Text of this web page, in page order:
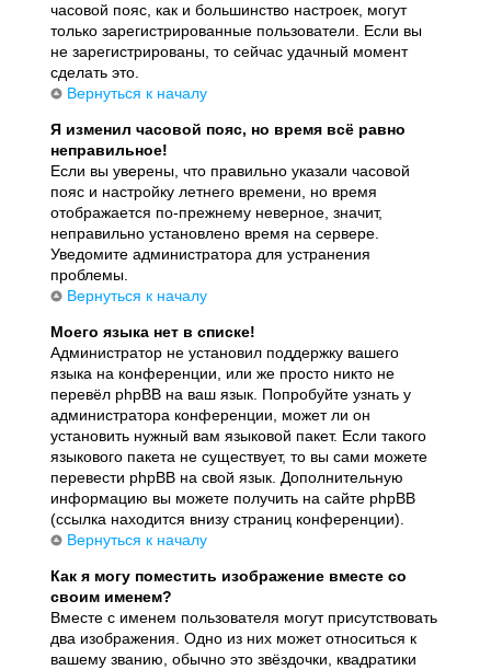
часовой пояс, как и большинство настроек, могут
только зарегистрированные пользователи. Если вы
не зарегистрированы, то сейчас удачный момент
сделать это.
Вернуться к началу
Я изменил часовой пояс, но время всё равно
неправильное!
Если вы уверены, что правильно указали часовой
пояс и настройку летнего времени, но время
отображается по-прежнему неверное, значит,
неправильно установлено время на сервере.
Уведомите администратора для устранения
проблемы.
Вернуться к началу
Моего языка нет в списке!
Администратор не установил поддержку вашего
языка на конференции, или же просто никто не
перевёл phpBB на ваш язык. Попробуйте узнать у
администратора конференции, может ли он
установить нужный вам языковой пакет. Если такого
языкового пакета не существует, то вы сами можете
перевести phpBB на свой язык. Дополнительную
информацию вы можете получить на сайте phpBB
(ссылка находится внизу страниц конференции).
Вернуться к началу
Как я могу поместить изображение вместе со
своим именем?
Вместе с именем пользователя могут присутствовать
два изображения. Одно из них может относиться к
вашему званию, обычно это звёздочки, квадратики